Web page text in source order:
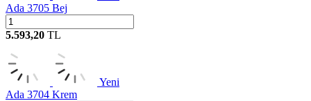
Ada 3705 Bej
5.593,20 TL
Yeni
Ada 3704 Krem